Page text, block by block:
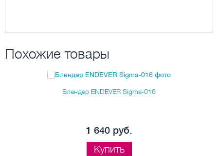
Похожие товары
Блендер ENDEVER Sigma-016
1 640 руб.
Купить